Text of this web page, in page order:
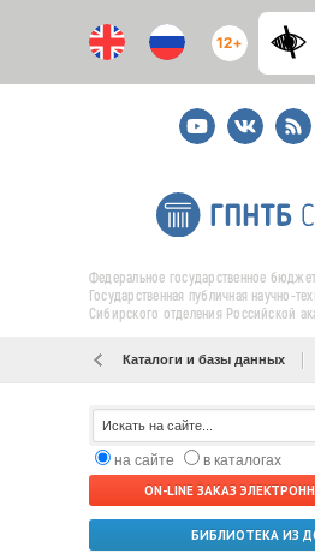
12+
YoutubeВКонтакте
RSS
Федеральное государственное
Государственная публичная научно-
Сибирского отделения Российской
Каталоги и базы данных
на сайте
в каталогах
ON-LINE ЗАКАЗ
БИБЛИОТЕКА ИЗ